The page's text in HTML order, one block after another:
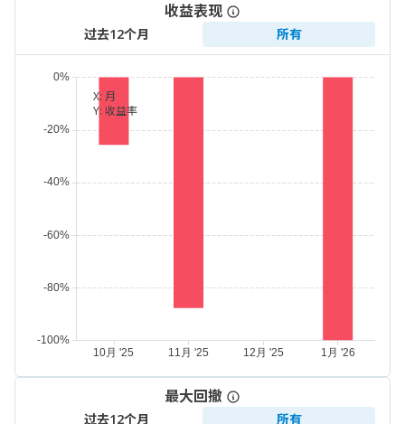
收益表现
过去12个月 所有
X: 月
Y: 收益率
最大回撤
过去12个月 所有